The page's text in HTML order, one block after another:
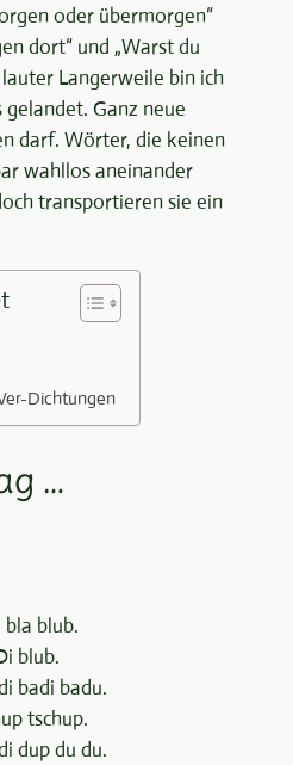
oder übermorgen“
dort“ und „Warst du
Langerweile bin ich
Ganz neue
darf. Wörter, die keinen
wahllos aneinander
transportieren sie ein
Dichtungen
…
bla blub.
blub.
badi badu.
tschup.
dup du du.